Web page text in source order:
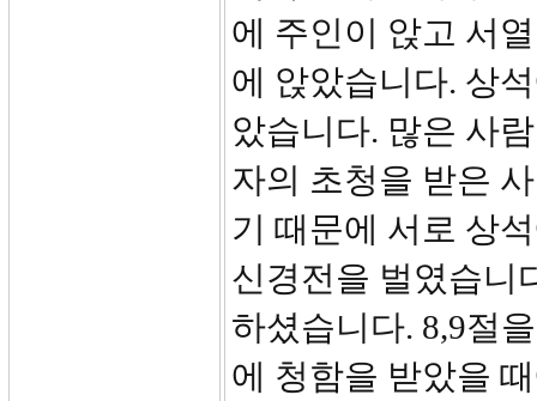
에 주인이 앉고 서
에 앉았습니다. 상
았습니다. 많은 사
자의 초청을 받은
기 때문에 서로 상
신경전을 벌였습니
하셨습니다. 8,9절
에 청함을 받았을